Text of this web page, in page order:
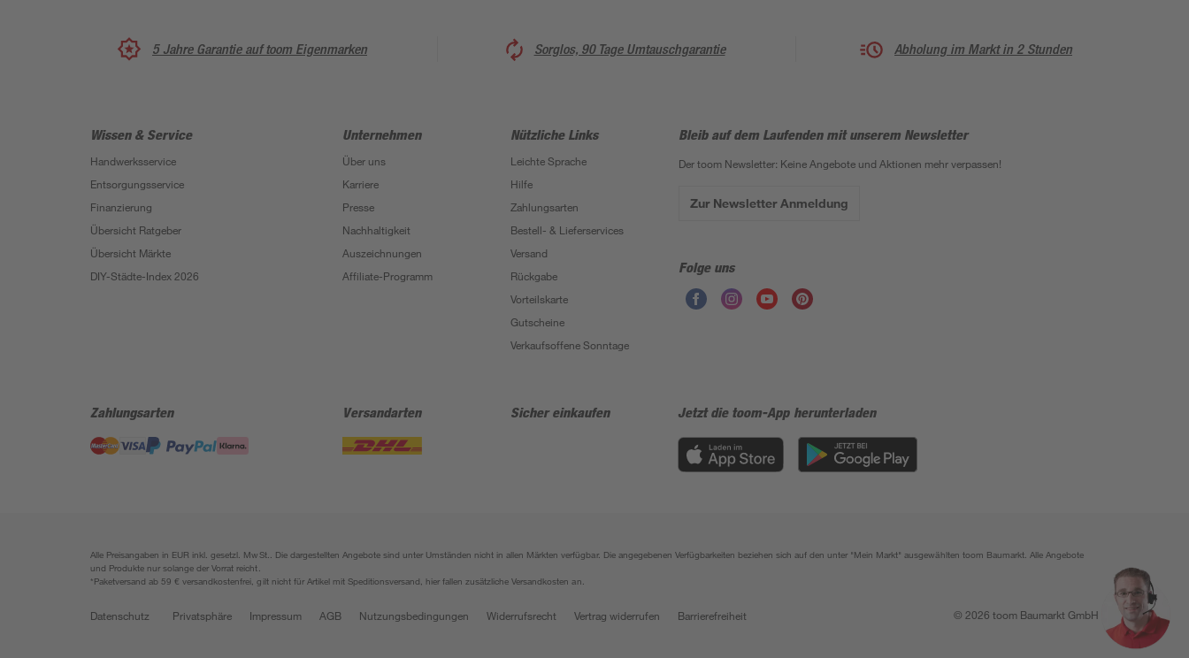
5 Jahre Garantie auf toom Eigenmarken Sorglos, 90 Tage Umtauschgarantie Abholung im Markt in 2 Stunden
Wissen & Service
Handwerksservice
Entsorgungsservice
Finanzierung
Übersicht Ratgeber
Übersicht Märkte
DIY-Städte-Index 2026
Unternehmen
Über uns
Karriere
Presse
Nachhaltigkeit
Auszeichnungen
Affiliate-Programm
Nützliche Links
Leichte Sprache
Hilfe
Zahlungsarten
Bestell- & Lieferservices
Versand
Rückgabe
Vorteilskarte
Gutscheine
Verkaufsoffene Sonntage
Bleib auf dem Laufenden mit unserem Newsletter
Der toom Newsletter: Keine Angebote und Aktionen mehr verpassen!
Zur Newsletter Anmeldung
Folge uns
Zahlungsarten Versandarten Sicher einkaufen Jetzt die toom-App herunterladen
Alle Preisangaben in EUR inkl. gesetzl. MwSt.. Die dargestellten Angebote sind unter Umständen nicht in allen Märkten verfügbar. Die angegebenen Verfügbarkeiten beziehen sich auf den unter "Mein Markt" ausgewählten toom Baumarkt. Alle Angebote
und Produkte nur solange der Vorrat reicht.
*Paketversand ab 59 € versandkostenfrei, gilt nicht für Artikel mit Speditionsversand, hier fallen zusätzliche Versandkosten an.
Datenschutz Privatsphäre Impressum AGB Nutzungsbedingungen Widerrufsrecht Vertrag widerrufen Barrierefreiheit © 2026 toom Baumarkt GmbH